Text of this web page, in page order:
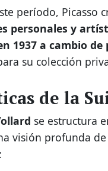
período, Picasso
personales y
1937 a cambio
su colección
de la
se estructura
visión profunda